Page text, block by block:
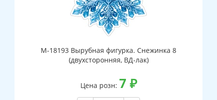
М-18193 Вырубная фигурка. Снежинка 8
(двухсторонняя, ВД-лак)
Цена розн: 7 ₽